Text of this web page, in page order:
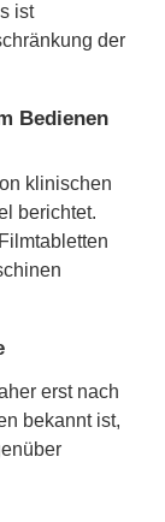
ist
der
Bedienen
klinischen
berichtet.
erst nach
bekannt ist,